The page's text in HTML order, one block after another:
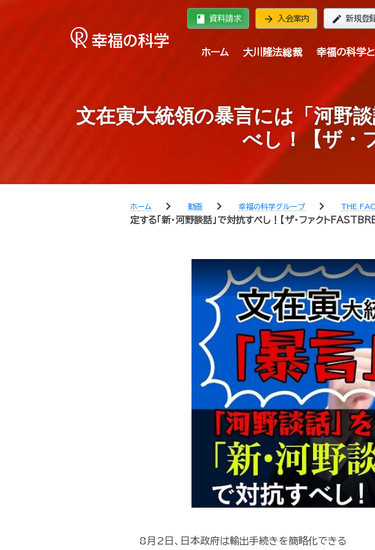
book 資料請求 arrow_forward 入会案内 edit 新規登
ホーム 大川隆法総裁 幸福の科学
文在寅大統領の暴言には「河野
べし！【ザ・
ホーム chevron_right 動画 chevron_right 幸福の科学グループ chevron_right THE
定する「新・河野談話」で対抗すべし！【ザ・ファクト
8月2日、日本政府は輸出手続きを簡略化できる